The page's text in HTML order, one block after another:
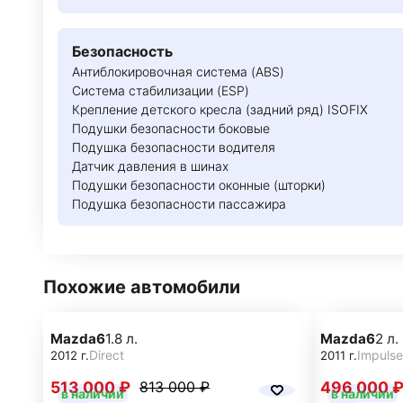
Безопасность
Антиблокировочная система (ABS)
Система стабилизации (ESP)
Крепление детского кресла (задний ряд) ISOFIX
Подушки безопасности боковые
Подушка безопасности водителя
Датчик давления в шинах
Подушки безопасности оконные (шторки)
Подушка безопасности пассажира
Похожие автомобили
в наличии
Mazda61.8 л.
2012 г.Direct
513 000 ₽ 813 000 ₽ в наличии
Mazda62 л.
2011 г.
496 000 ₽